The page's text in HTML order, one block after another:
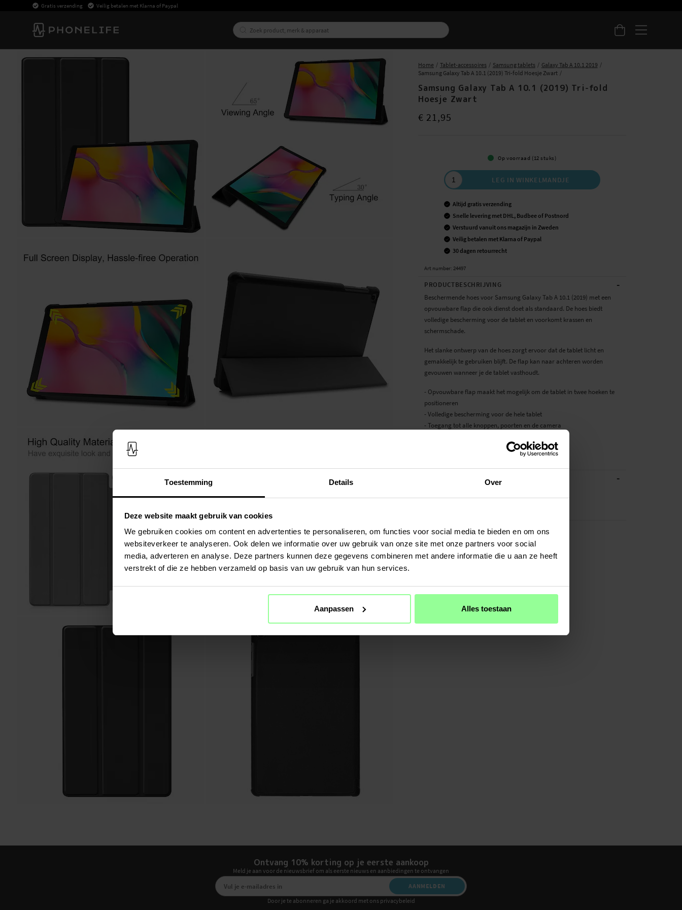
Toestemming Details Over
Deze website maakt gebruik van cookies
We gebruiken cookies om content en advertenties te personaliseren, om functies voor social media te bieden en om ons
websiteverkeer te analyseren. Ook delen we informatie over uw gebruik van onze site met onze partners voor social
media, adverteren en analyse. Deze partners kunnen deze gegevens combineren met andere informatie die u aan ze heeft
verstrekt of die ze hebben verzameld op basis van uw gebruik van hun services.
Aanpassen Alles toestaan
Gratis verzending Veilig betalen met Klarna of Paypal
Home Tablet-accessoires Samsung tablets
Galaxy Tab A 10.1 2019
Samsung Galaxy Tab A 10.1 (2019) Tri-fold Hoesje Zwart
Samsung Galaxy Tab A 10.1 (2019) Tri-fold
Hoesje Zwart
Prijs : € 21,95
€ 21,95
Op voorraad (12 stuks)
LEG IN WINKELMANDJE
Altijd gratis verzending
Snelle levering met DHL, Budbee of Postnord
Verstuurd vanuit ons magazijn in Zweden
Veilig betalen met Klarna of Paypal
30 dagen retourrecht
Art number: 24497
PRODUCTBESCHRIJVING -
Beschermende hoes voor Samsung Galaxy Tab A 10.1 (2019) met een
opvouwbare flap die ook dienst doet als standaard. De hoes biedt
volledige bescherming voor de tablet en voorkomt krassen en
schermschade.
Het slanke ontwerp van de hoes zorgt ervoor dat de tablet licht en
gemakkelijk te gebruiken blijft. De flap kan naar achteren worden
gevouwen wanneer je de tablet vasthoudt.
- Opvouwbare flap maakt het mogelijk om de tablet in twee hoeken te
positioneren
- Volledige bescherming voor de hele tablet
- Toegang tot alle knoppen, poorten en de camera
-
Ontvang 10% korting op je eerste aankoop
Meld je aan voor de nieuwsbrief om als eerste nieuws en aanbiedingen te ontvangen
AANMELDEN
Door je te abonneren ga je akkoord met ons privacybeleid